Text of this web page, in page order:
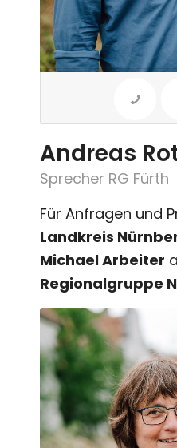
Andreas
Sprecher RG Fürth
Für Anfragen und
Landkreis
Michael Arbeiter
Regionalgruppe